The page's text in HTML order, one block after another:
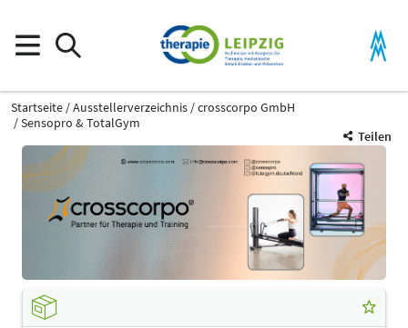
Startseite Ausstellerverzeichnis
crosscorpo GmbH
Sensopro & TotalGym
Teilen